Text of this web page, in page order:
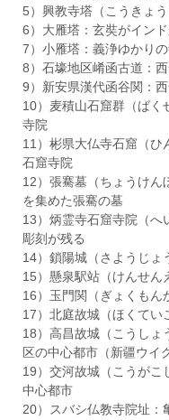
5）興教寺塔（こうきょ
6）大雁塔：玄奘がイン
7）小雁塔：義浄ゆかり
8）石壕地区崤函古道：
9）新安県漢代函谷関：
10）麦積山石窟群（ばく
寺院
11）彬県大仏寺石窟（ひ
石窟寺院
12）張騫墓（ちょうけん
を集めた張騫の墓
13）炳霊寺石窟寺院（へ
彫刻が残る
14）鎖陽城（さようじょ
15）懸泉駅站（けんせん
16）玉門関（ぎょくもん
17）北庭故城（ほくてい
18）高昌故城（こうしょ
区の中心都市（新疆ウイ
19）交河故城（こうがこ
中心都市
20）スバシ仏教寺院址：